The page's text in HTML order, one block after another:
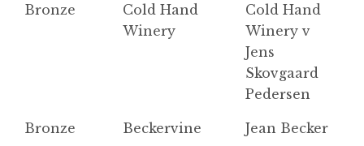
Bronze
Cold Hand
Winery
Cold Hand
Winery v
Jens
Skovgaard
Pedersen
Bronze Beckervine Jean Becker